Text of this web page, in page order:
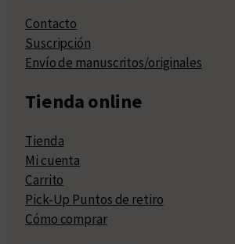
Contacto
Suscripción
Envío de manuscritos/originales
Tienda online
Tienda
Mi cuenta
Carrito
Pick-Up Puntos de retiro
Cómo comprar